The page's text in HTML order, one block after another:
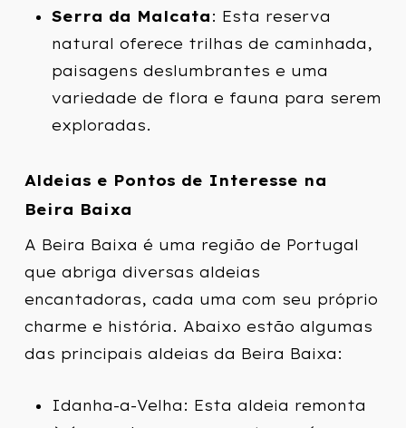
Serra da Malcata : Esta reserva
natural oferece trilhas de caminhada,
paisagens deslumbrantes e uma
variedade de flora e fauna para serem
exploradas.
Aldeias e Pontos de Interesse na
Beira Baixa
A Beira Baixa é uma região de Portugal
que abriga diversas aldeias
encantadoras, cada uma com seu próprio
charme e história. Abaixo estão algumas
das principais aldeias da Beira Baixa:
Idanha-a-Velha: Esta aldeia remonta